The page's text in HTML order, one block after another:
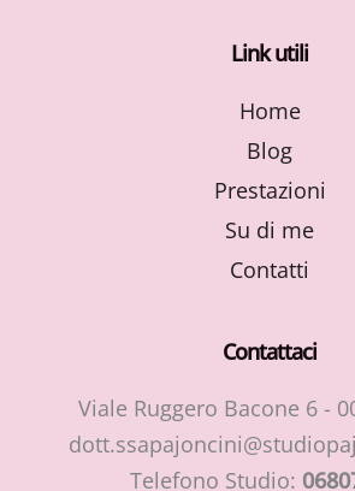
Link utili
Home
Blog
Prestazioni
Su di me
Contatti
Contattaci
Viale Ruggero Bacone 6 -
Telefono Studio: